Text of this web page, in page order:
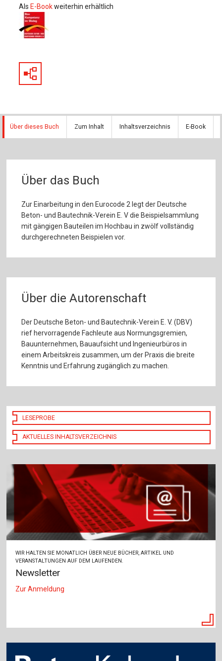
Als E-Bookweiterhin erhältlich
Über dieses Buch Zum Inhalt Inhaltsverzeichnis E-Book
Über das Buch
Zur Einarbeitung in den Eurocode 2 legt der Deutsche
Beton- und Bautechnik-Verein E. V die Beispielsammlung
mit gängigen Bauteilen im Hochbau in zwölf vollständig
durchgerechneten Beispielen vor.
Über die Autorenschaft
Der Deutsche Beton- und Bautechnik-Verein E. V. (DBV)
rief hervorragende Fachleute aus Normungsgremien,
Bauunternehmen, Bauaufsicht und Ingenieurbüros in
einem Arbeitskreis zusammen, um der Praxis die breite
Kenntnis und Erfahrung zugänglich zu machen.
LESEPROBE
AKTUELLES INHALTSVERZEICHNIS
WIR HALTEN SIE MONATLICH ÜBER NEUE BÜCHER, ARTIKEL UND
VERANSTALTUNGEN AUF DEM LAUFENDEN.
Newsletter
Zur Anmeldung